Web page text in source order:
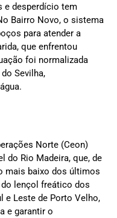
e desperdício tem
Bairro Novo, o sistema
para atender a
que enfrentou
foi normalizada
Sevilha,
Norte (Ceon)
do Rio Madeira, que, de
mais baixo dos últimos
lençol freático dos
e Leste de Porto Velho,
e garantir o